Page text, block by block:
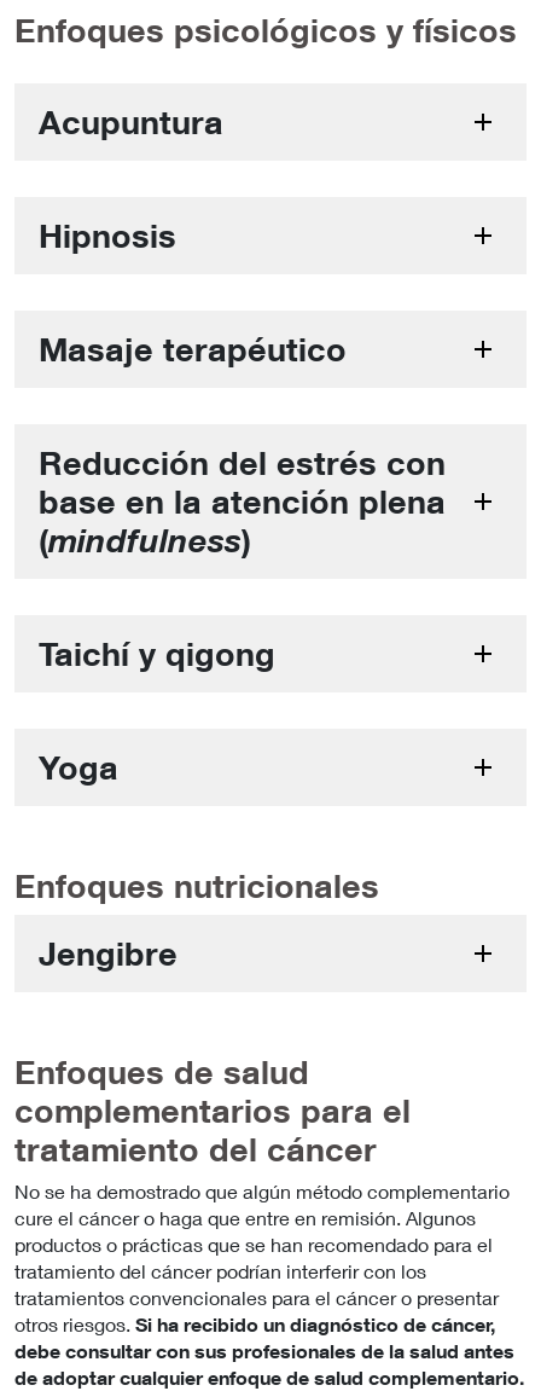
Enfoques psicológicos y físicos
Acupuntura
Hipnosis
Masaje terapéutico
Reducción del estrés con
base en la atención plena
(mindfulness)
Taichí y qigong
Yoga
Enfoques nutricionales
Jengibre
Enfoques de salud
complementarios para el
tratamiento del cáncer
No se ha demostrado que algún método complementario
cure el cáncer o haga que entre en remisión. Algunos
productos o prácticas que se han recomendado para el
tratamiento del cáncer podrían interferir con los
tratamientos convencionales para el cáncer o presentar
otros riesgos. Si ha recibido un diagnóstico de cáncer,
debe consultar con sus profesionales de la salud antes
de adoptar cualquier enfoque de salud complementario.